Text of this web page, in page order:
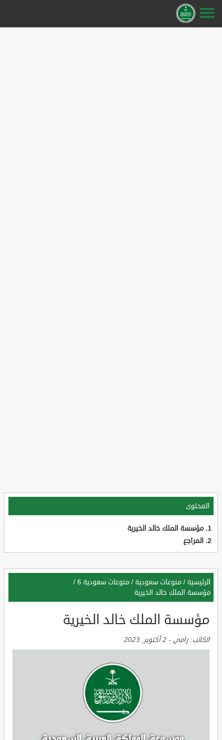
المحتوى
مؤسسة الملك خالد الخيرية
المراجع
الرئيسية / منوعات سعودية / منوعات سعودية 6
/
مؤسسة الملك خالد الخيرية
مؤسسة الملك خالد الخيرية
الكاتب: رامي - 2 أكتوبر, 2023